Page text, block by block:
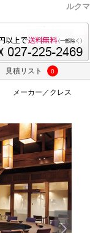
ルクマ
見積リスト 0
メーカー／クレス